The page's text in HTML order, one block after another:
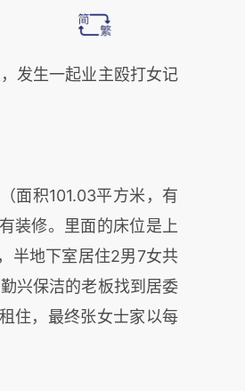
发生一起业主殴打女记
面积101.03平方米，有
装修。里面的床位是上
半地下室居住2男7女共
兴保洁的老板找到居委
住，最终张女士家以每